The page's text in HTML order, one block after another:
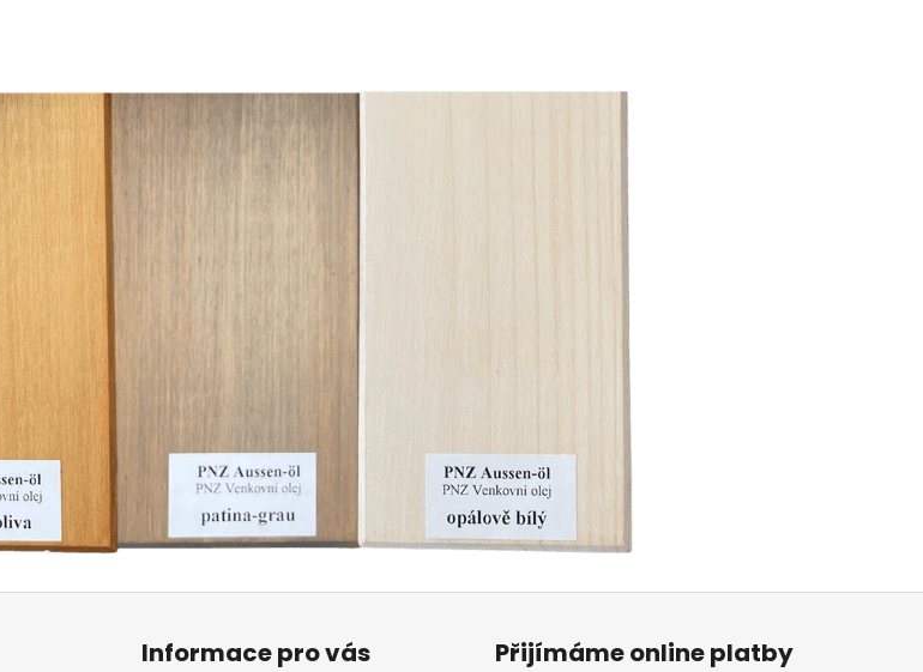
Informace pro vás Přijímáme online platby